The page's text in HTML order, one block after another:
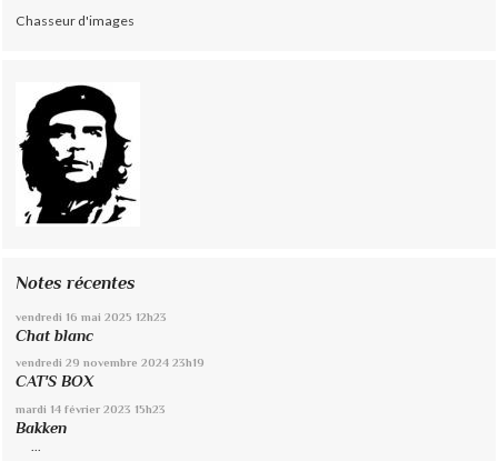
Chasseur d'images
Notes récentes
vendredi 16 mai 2025 12h23
Chat blanc
vendredi 29 novembre 2024 23h19
CAT'S BOX
mardi 14 février 2023 15h23
Bakken